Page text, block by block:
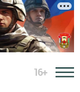
16+